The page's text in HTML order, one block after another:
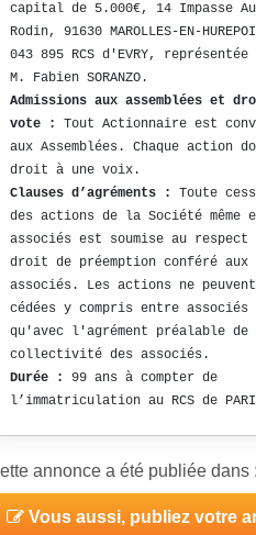
capital de 5.000€, 14 Impasse
Rodin, 91630 MAROLLES-EN-
043 895 RCS d'EVRY, représentée
M. Fabien SORANZO.
Admissions aux assemblées et
vote : Tout Actionnaire est
aux Assemblées. Chaque action
droit à une voix.
Clauses d’agréments :
Toute
des actions de la Société même
associés est soumise au respect
droit de préemption conféré aux
associés. Les actions ne
cédées y compris entre associés
qu'avec l'agrément préalable de
collectivité des associés.
Durée :
99 ans à compter de
l’immatriculation au RCS de
annonce a été publiée
Vous aussi, publiez votre